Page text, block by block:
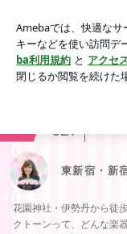
アプリをダウンロー
ょう。
627
東新宿・新
花園神社・伊勢丹から徒
クトーンって、どんな楽